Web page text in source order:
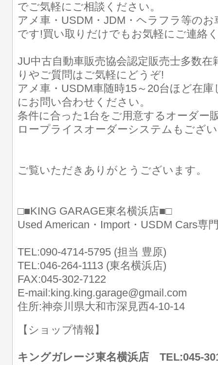
でご気軽にご相談ください。
アメ車・USDM・JDM・ヘラフラ等の
です!買い取りだけでもお気軽にご連絡
JU中古自動車販売協会認定販売士多数
りやご質問はご気軽にどうぞ!
アメ車・USDM車随時15～20台ほど在
にお問い合わせください。
条件に合った1台をご用意するオーダー
ロープライスオーダーシステムもござ
ご覧いただきありがとうございます。
□■KING GARAGE東名横浜店■□
Used American・Import・USDM Cars専
TEL:090-4714-5795 (担当 豊原)
TEL:046-264-1113 (東名横浜店)
FAX:045-302-7122
E-mail:king.king.garage@gmail.com
住所:神奈川県大和市深見西4-10-14
【ショップ情報】
キングガレージ東名横浜店 TEL:045-